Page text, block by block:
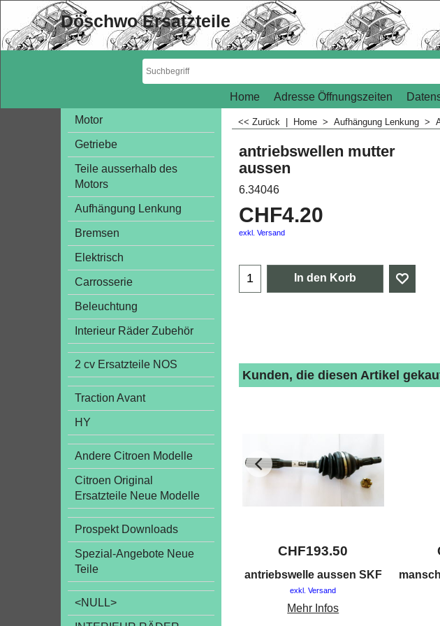
Döschwo Ersatzteile
Home Adresse Öffnungszeiten
Motor
Getriebe
Teile ausserhalb des
Motors
Aufhängung Lenkung
Bremsen
Elektrisch
Carrosserie
Beleuchtung
Interieur Räder Zubehör
2 cv Ersatzteile NOS
Traction Avant
HY
Andere Citroen Modelle
Citroen Original
Ersatzteile Neue Modelle
Prospekt Downloads
Spezial-Angebote Neue
Teile
<NULL>
<< Zurück Home > Aufhängung Lenkung >
antriebswellen mutter
aussen
6.34046
CHF4.20
exkl. Versand
In den Korb
Kunden, die diesen Artikel
CHF193.50
antriebswelle aussen SKF
exkl. Versand
Mehr Infos